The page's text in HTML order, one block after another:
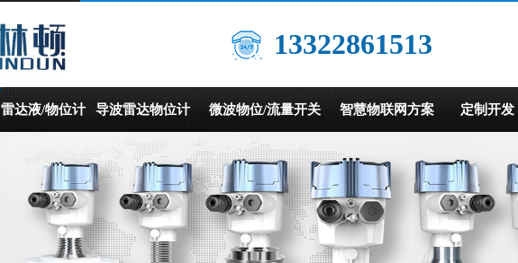
13322861513
雷达液/物位计 导波雷达物位计 微波物位/流量开关 智慧物联网方案 定制开发